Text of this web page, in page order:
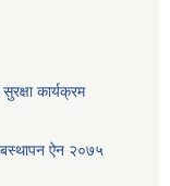
कार्यक्रम
ऐन २०७५